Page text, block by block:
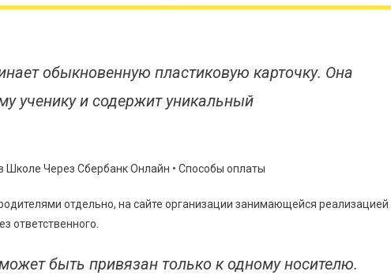
обыкновенную пластиковую карточку. Она
ученику и содержит уникальный
отдельно, на сайте организации занимающейся реализацией
ответственного.
быть привязан только к одному носителю.